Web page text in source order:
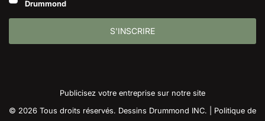
Drummond
S'INSCRIRE
Publicisez votre entreprise sur notre site
© 2026 Tous droits réservés. Dessins Drummond INC. | Politique de